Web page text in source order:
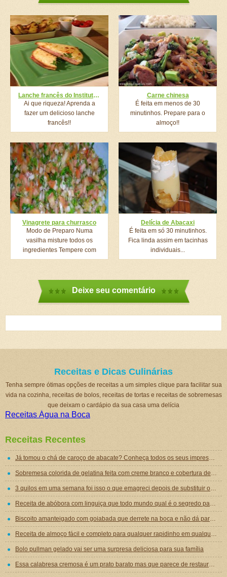
Lanche francês do Institut National de la Boulangerie-Pâtisserie
Ai que riqueza! Aprenda a
fazer um delicioso lanche
francês!!
Carne chinesa
É feita em menos de 30
minutinhos. Prepare para o
almoço!!
Vinagrete para churrasco
Modo de Preparo Numa
vasilha misture todos os
ingredientes Tempere com
umas...
Delícia de Abacaxi
É feita em só 30 minutinhos.
Fica linda assim em tacinhas
individuais...
Deixe seu comentário
Receitas e Dicas Culinárias
Tenha sempre ótimas opções de receitas a um simples clique para facilitar sua
vida na cozinha, receitas de bolos, receitas de tortas e receitas de sobremesas
que deixam o cardápio da sua casa uma delícia
Receitas Água na Boca
Receitas Recentes
Já tomou o chá de caroço de abacate? Conheça todos os seus impressionantes benefícios!
Sobremesa colorida de gelatina feita com creme branco e cobertura de mousse de gelatina
3 quilos em uma semana foi isso o que emagreci depois de substituir o jantar por essa sopa emagrecedora
Receita de abóbora com linguiça que todo mundo qual é o segredo para ficar tão gostosa
Biscoito amanteigado com goiabada que derrete na boca e não dá para comer um só
Receita de almoço fácil e completo para qualquer rapidinho em qualquer dia da semana
Bolo pullman gelado vai ser uma surpresa deliciosa para sua família
Essa calabresa cremosa é um prato barato mas que parece de restaurante chique de tão gostoso